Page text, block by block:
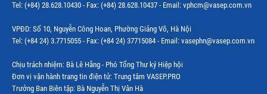
Tel: (+84) 28.628.10430 - Fax: (+84) 28.628.10437 - Email: vphcm@vasep.com.vn
VPĐD: Số 10, Nguyễn Công Hoan, Phường Giảng Võ, Hà Nội
Tel: (+84 24) 3.7715055 - Fax: (+84 24) 37715084 - Email: vasephn@vasep.com.vn
Chịu trách nhiệm: Bà Lê Hằng - Phó Tổng Thư ký Hiệp hội
Đơn vị vận hành trang tin điện tử: Trung tâm VASEP.PRO
Trưởng Ban Biên tập: Bà Nguyễn Thị Vân Hà